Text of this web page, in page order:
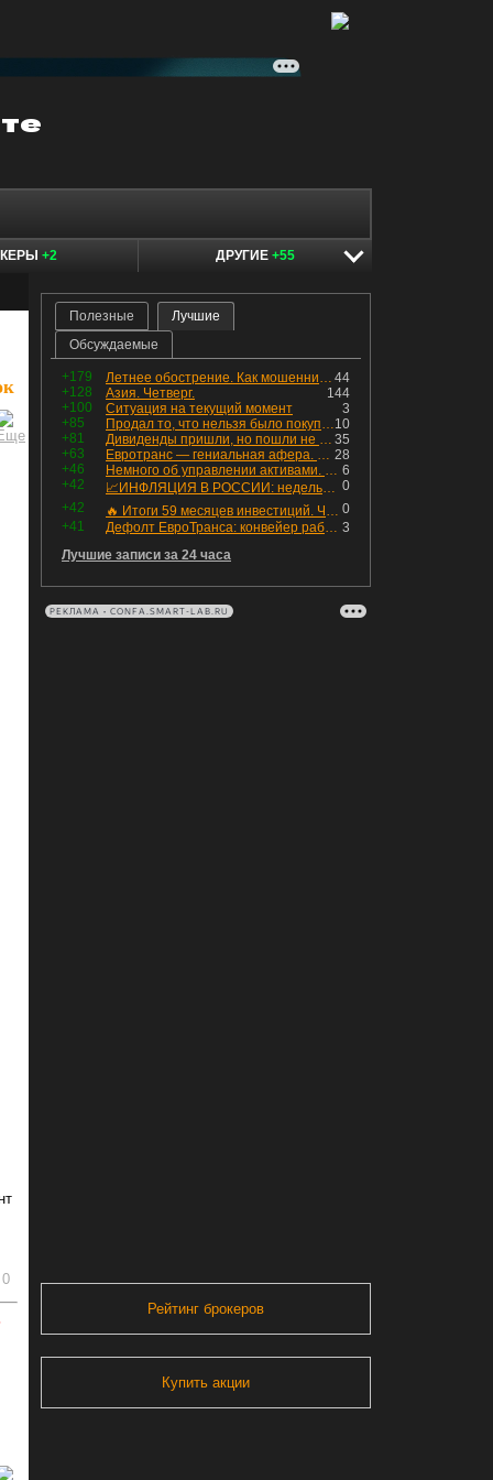
+2 ДРУГИЕ +55
0
Полезные
Лучшие
Обсуждаемые
+179 44
Летнее обострение. Как мошенники пытаются подсунуть кнопку "БАБЛО" девушкам
+128
144
Азия. Четверг.
+100
3
Ситуация на текущий момент
+85
10
Продал то, что нельзя было покупать. Изменения в портфеле
+81
35
Дивиденды пришли, но пошли не туда
+63
28
Евротранс — гениальная афера. Собрал с инвесторов денег, выплатил дивидендов больше текущей капитализации и ушёл в дефолт
+46
6
Немного об управлении активами. Для заинтересованных
+42
0
📈ИНФЛЯЦИЯ В РОССИИ: недельная дефляция, но в годовом выражении рост 😢
+42
0
🔥 Итоги 59 месяцев инвестиций. Что произошло с портфелем и мои дальнейшие действия. Капитал – ₽2,364 млн
+41
3
Дефолт ЕвроТранса: конвейер работает исправно
Лучшие записи за 24 часа
РЕКЛАМА • CONFA.SMART-LAB.RU
Рейтинг брокеров
Купить акции